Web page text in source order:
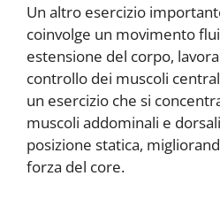
Un altro esercizio
coinvolge un movimento
estensione del corpo,
controllo dei muscoli
un esercizio che si
muscoli addominali e
posizione statica,
forza del core.